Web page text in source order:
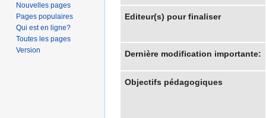
Editeur(s) pour finaliser
Dernière modification importante:
Objectifs pédagogiques
Nouvelles pages
Pages populaires
Qui est en ligne?
Toutes les pages
Version